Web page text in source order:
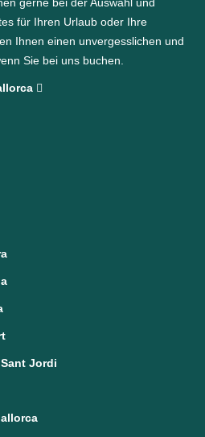
für Ihren Urlaub oder Ihre
Ihnen einen unvergesslichen und
Sie bei uns buchen.
Jordi